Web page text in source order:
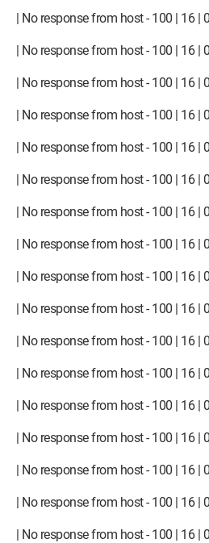
| No response from host - 100 | 16 |
| No response from host - 100 | 16 |
| No response from host - 100 | 16 |
| No response from host - 100 | 16 |
| No response from host - 100 | 16 |
| No response from host - 100 | 16 |
| No response from host - 100 | 16 |
| No response from host - 100 | 16 |
| No response from host - 100 | 16 |
| No response from host - 100 | 16 |
| No response from host - 100 | 16 |
| No response from host - 100 | 16 |
| No response from host - 100 | 16 |
| No response from host - 100 | 16 |
| No response from host - 100 | 16 |
| No response from host - 100 | 16 |
| No response from host - 100 | 16 |